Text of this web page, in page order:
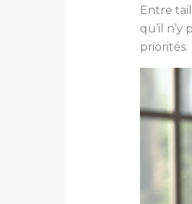
Entre
qu’il
priorités.